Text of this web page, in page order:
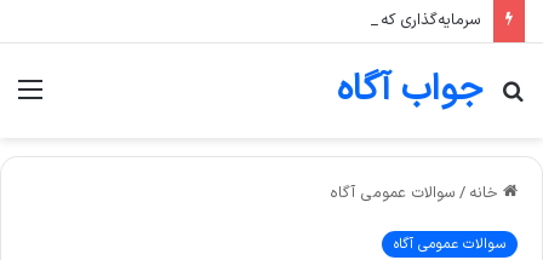
جواب آگاه
جستجو
خانه / سوالات عمومی آگاه
سوالات عمومی آگاه